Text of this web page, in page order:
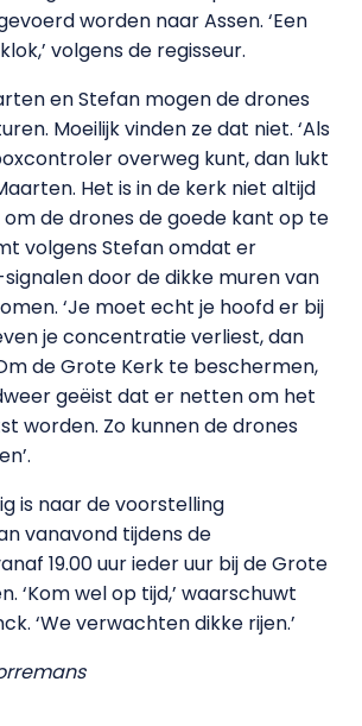
worden naar Assen. ‘Een
volgens de regisseur.
en Stefan mogen de drones
Moeilijk vinden ze dat niet. ‘Als
overweg kunt, dan lukt
Het is in de kerk niet altijd
de drones de goede kant op te
volgens Stefan omdat er
door de dikke muren van
‘Je moet echt je hoofd er bij
je concentratie verliest, dan
de Grote Kerk te beschermen,
geëist dat er netten om het
worden. Zo kunnen de drones
is naar de voorstelling
vanavond tijdens de
19.00 uur ieder uur bij de Grote
‘Kom wel op tijd,’ waarschuwt
‘We verwachten dikke rijen.’